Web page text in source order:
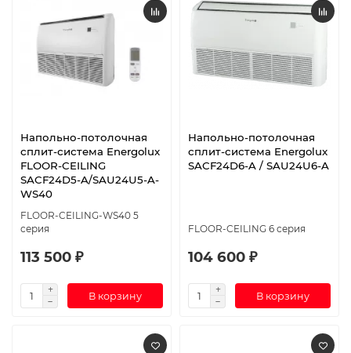
Напольно-потолочная
сплит-система Energolux
FLOOR-CEILING
SACF24D5-A/SAU24U5-A-
WS40
FLOOR-CEILING-WS40 5
серия
113 500 ₽
В корзину
Напольно-потолочная
сплит-система Energolux
SAСF24D6-A / SAU24U6-A
FLOOR-CEILING 6 серия
104 600 ₽
В корзину